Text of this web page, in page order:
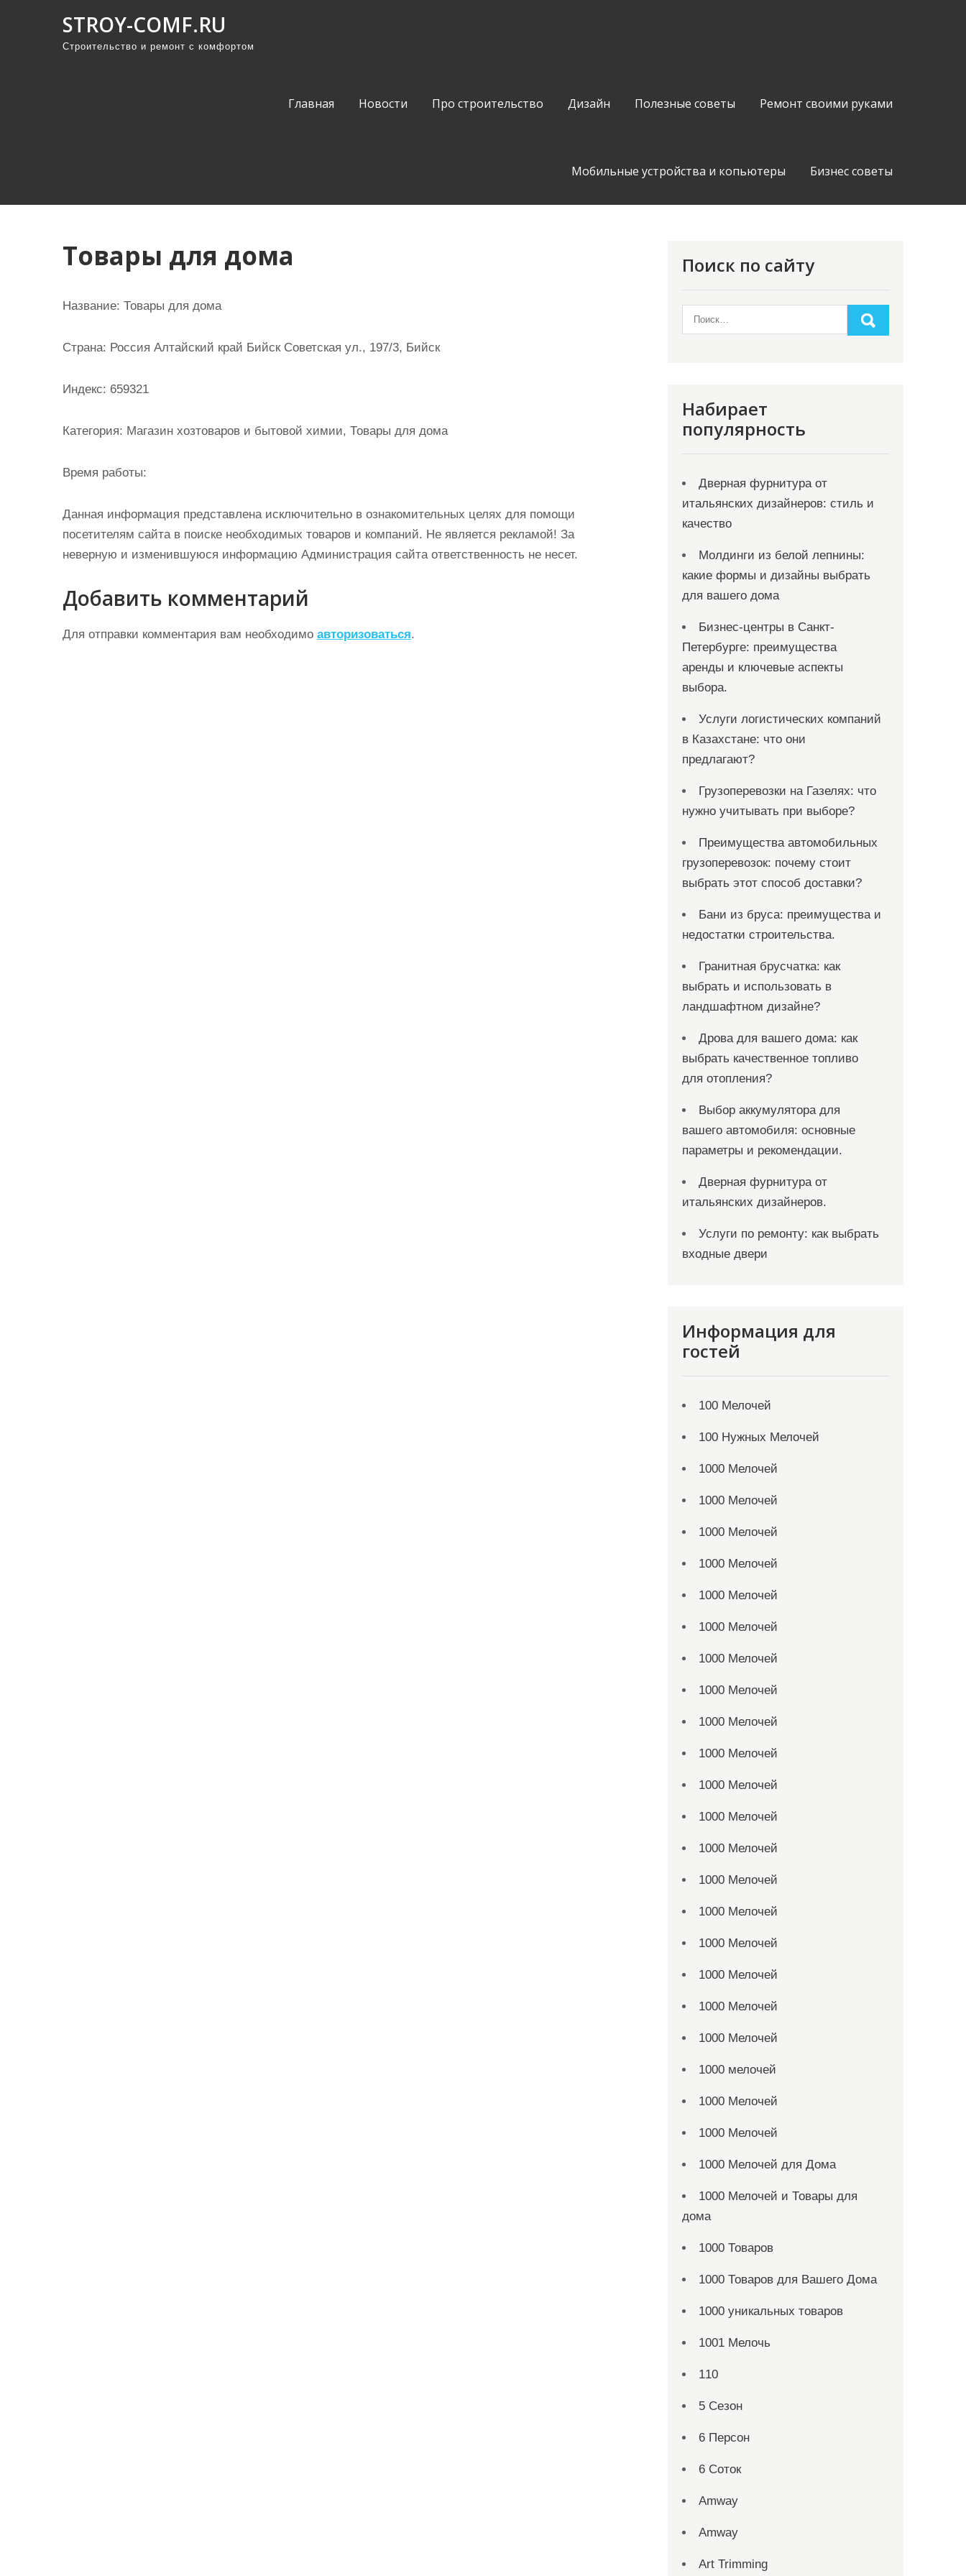
STROY-COMF.RU
Строительство и ремонт с комфортом
Главная Новости Про строительство Дизайн Полезные советы Ремонт своими руками
Мобильные устройства и копьютеры Бизнес советы
Товары для дома
Название: Товары для дома
Страна: Россия Алтайский край Бийск Советская ул., 197/3, Бийск
Индекс: 659321
Категория: Магазин хозтоваров и бытовой химии, Товары для дома
Время работы:
Данная информация представлена исключительно в ознакомительных целях для помощи
посетителям сайта в поиске необходимых товаров и компаний. Не является рекламой! За
неверную и изменившуюся информацию Администрация сайта ответственность не несет.
Добавить комментарий
Для отправки комментария вам необходимо авторизоваться.
Поиск по сайту
Набирает
популярность
Дверная фурнитура от
итальянских дизайнеров: стиль и
качество
Молдинги из белой лепнины:
какие формы и дизайны выбрать
для вашего дома
Бизнес-центры в Санкт-
Петербурге: преимущества
аренды и ключевые аспекты
выбора.
Услуги логистических компаний
в Казахстане: что они
предлагают?
Грузоперевозки на Газелях: что
нужно учитывать при выборе?
Преимущества автомобильных
грузоперевозок: почему стоит
выбрать этот способ доставки?
Бани из бруса: преимущества и
недостатки строительства.
Гранитная брусчатка: как
выбрать и использовать в
ландшафтном дизайне?
Дрова для вашего дома: как
выбрать качественное топливо
для отопления?
Выбор аккумулятора для
вашего автомобиля: основные
параметры и рекомендации.
Дверная фурнитура от
итальянских дизайнеров.
Услуги по ремонту: как выбрать
входные двери
Информация для
гостей
100 Мелочей
100 Нужных Мелочей
1000 Мелочей
1000 Мелочей
1000 Мелочей
1000 Мелочей
1000 Мелочей
1000 Мелочей
1000 Мелочей
1000 Мелочей
1000 Мелочей
1000 Мелочей
1000 Мелочей
1000 Мелочей
1000 Мелочей
1000 Мелочей
1000 Мелочей
1000 Мелочей
1000 Мелочей
1000 Мелочей
1000 Мелочей
1000 мелочей
1000 Мелочей
1000 Мелочей
1000 Мелочей для Дома
1000 Мелочей и Товары для
дома
1000 Товаров
1000 Товаров для Вашего Дома
1000 уникальных товаров
1001 Мелочь
110
5 Сезон
6 Персон
6 Соток
Amway
Amway
Art Trimming